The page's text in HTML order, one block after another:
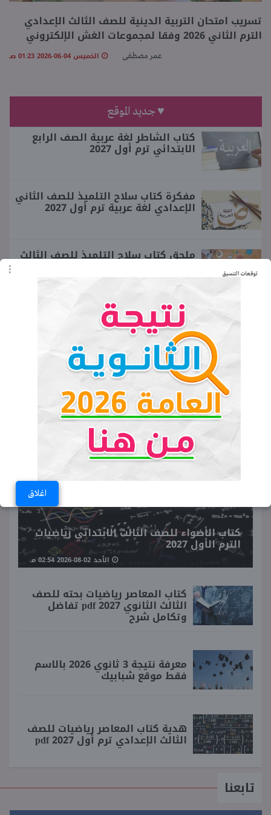
توقعات التنسيق
اغلاق
منوعات
تسريب امتحان التربية الدينية للصف الثالث الإعدادي
الترم الثاني 2026 وفقا لمجموعات الغش الإلكتروني
عمر مصطفى الخميس 04-06-2026 01:23 صـ
♥ جديد الموقع
كتاب الشاطر لغة عربية الصف الرابع
الابتدائي ترم أول 2027
مفكرة كتاب سلاح التلميذ للصف الثاني
الإعدادي لغة عربية ترم أول 2027
ملحق كتاب سلاح التلميذ للصف الثالث
امتحانات ومراجعة والإجابة
ملحق كتاب سلاح التلميذ للصف الرابع
امتحانات ومراجعة والإجابة
ملحق كتاب سلاح التلميذ للصف الثاني
امتحانات ومراجعة والإجابة
♥ ترند اليوم
كتاب الأضواء للصف الثالث الابتدائي رياضيات
الترم الأول 2027
الأحد 02-08-2026 02:54 مـ
كتاب المعاصر رياضيات بحته للصف
الثالث الثانوي 2027 pdf تفاضل
وتكامل شرح
معرفة نتيجة 3 ثانوي 2026 بالاسم
فقط موقع شبابيك
هدية كتاب المعاصر رياضيات للصف
الثالث الإعدادي ترم أول 2027 pdf
تابعنا